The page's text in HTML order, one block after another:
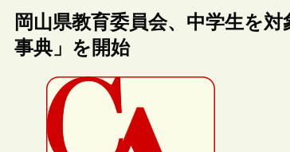
岡山県教育委員会、中学生を
事典」を開始